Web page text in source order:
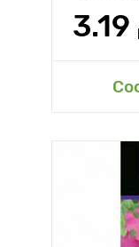
3.19